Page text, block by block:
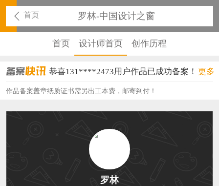
首页 罗林-中国设计之窗
首页 设计师首页 创作历程
恭喜131****2473用户作品已成功备案！
恭喜159****4201用户作品已成功备案！
恭喜133****6466用户作品已成功备案！
恭喜131****1475用户作品已成功备案！
恭喜133****8874用户作品已成功备案！
恭喜138****8638用户作品已成功备案！
更多
作品备案盖章纸质证书需另出工本费，邮寄到付！
罗林